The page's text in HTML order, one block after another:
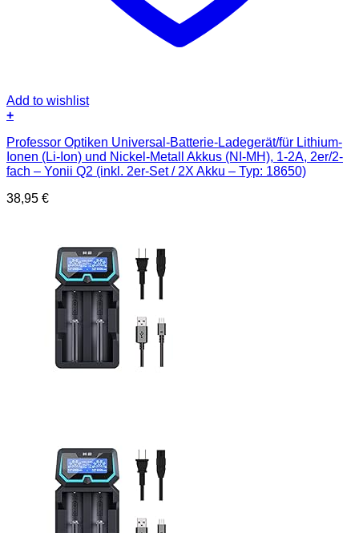
Add to wishlist
+
Professor Optiken Universal-Batterie-Ladegerät/für Lithium-
Ionen (Li-Ion) und Nickel-Metall Akkus (NI-MH), 1-2A, 2er/2-
fach – Yonii Q2 (inkl. 2er-Set / 2X Akku – Typ: 18650)
38,95 €